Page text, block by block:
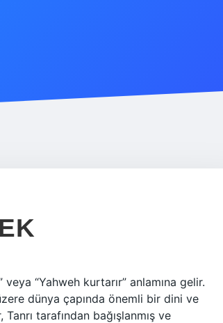
veya “Yahweh kurtarır” anlamına gelir.
dünya çapında önemli bir dini ve
tarafından bağışlanmış ve